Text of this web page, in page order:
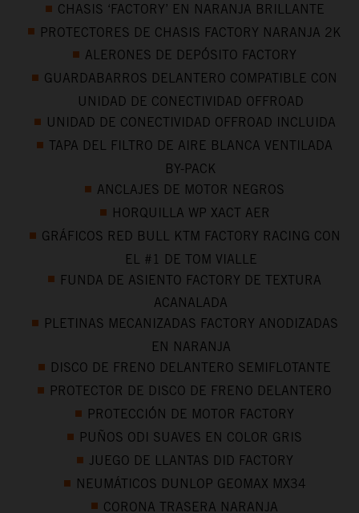
CHASIS ‘FACTORY’ EN NARANJA BRILLANTE
PROTECTORES DE CHASIS FACTORY NARANJA 2K
ALERONES DE DEPÓSITO FACTORY
GUARDABARROS DELANTERO COMPATIBLE CON
UNIDAD DE CONECTIVIDAD OFFROAD
UNIDAD DE CONECTIVIDAD OFFROAD INCLUIDA
TAPA DEL FILTRO DE AIRE BLANCA VENTILADA
BY-PACK
ANCLAJES DE MOTOR NEGROS
HORQUILLA WP XACT AER
GRÁFICOS RED BULL KTM FACTORY RACING CON
EL #1 DE TOM VIALLE
FUNDA DE ASIENTO FACTORY DE TEXTURA
ACANALADA
PLETINAS MECANIZADAS FACTORY ANODIZADAS
EN NARANJA
DISCO DE FRENO DELANTERO SEMIFLOTANTE
PROTECTOR DE DISCO DE FRENO DELANTERO
PROTECCIÓN DE MOTOR FACTORY
PUÑOS ODI SUAVES EN COLOR GRIS
JUEGO DE LLANTAS DID FACTORY
NEUMÁTICOS DUNLOP GEOMAX MX34
CORONA TRASERA NARANJA